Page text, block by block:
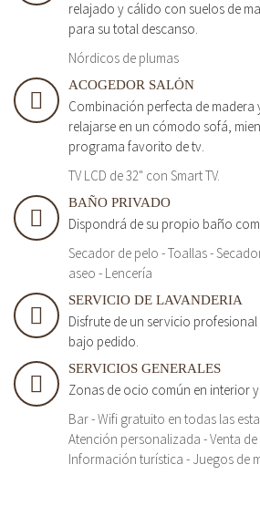
relajado y cálido con suelos de
para su total descanso.
Nórdicos de plumas
ACOGEDOR SALÓN
Combinación perfecta de madera
relajarse en un cómodo sofá,
programa favorito de tv.
TV LCD de 32" con Smart TV.
BAÑO PRIVADO
Dispondrá de su propio baño
Secador de pelo - Toallas -
aseo - Lencería
SERVICIO DE LAVANDERIA
Disfrute de un servicio
bajo pedido.
SERVICIOS GENERALES
Zonas de ocio común en interior
Bar - Wifi gratuito en todas las
Atención personalizada - Venta
Información turística - Juegos de